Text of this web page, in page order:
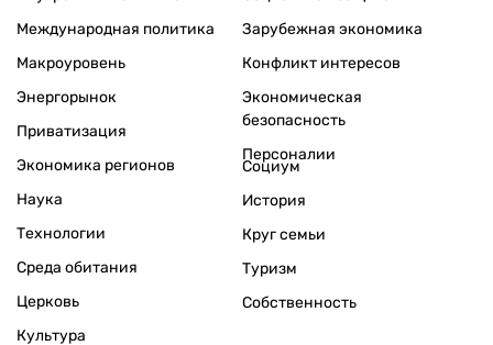
Международная политика
Макроуровень
Энергорынок
Приватизация
Экономика регионов
Зарубежная экономика
Конфликт интересов
Экономическая
безопасность
Персоналии
Наука
Технологии
Среда обитания
Церковь
Культура
Социум
История
Круг семьи
Туризм
Собственность